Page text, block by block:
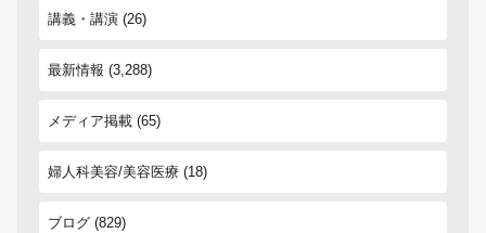
講義・講演 (26)
最新情報 (3,288)
メディア掲載 (65)
婦人科美容/美容医療 (18)
ブログ (829)